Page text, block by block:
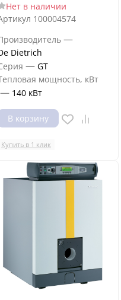
Нет в наличии
100004574
—
Dietrich
— GT
мощность, кВт
— 140 кВт
В корзину
Купить в 1 клик